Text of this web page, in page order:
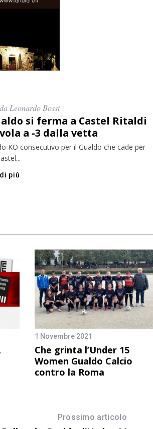
Leonardo Bossi
si ferma a Castel Ritaldi
a -3 dalla vetta
KO consecutivo per il Gualdo che cade per
più
1 Novembre 2021
Che grinta l’Under 15
Women Gualdo Calcio
contro la Roma
Prossimo articolo